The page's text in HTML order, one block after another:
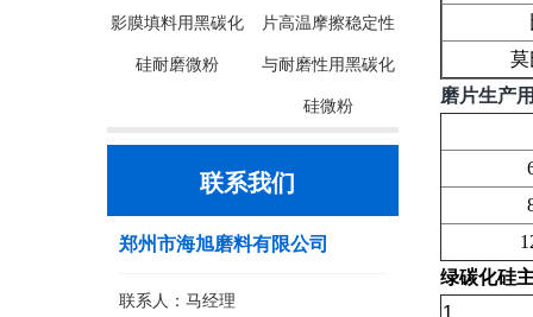
影膜填料用黑碳化
硅耐磨微粉
片高温摩擦稳定性
与耐磨性用黑碳化
硅微粉
联系我们
郑州市海旭磨料有限公司
联系人：马经理
比
莫氏
磨片生产
绿碳化硅
1